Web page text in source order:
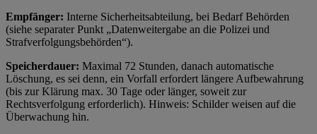
Empfänger: Interne Sicherheitsabteilung, bei Bedarf Behörden
(siehe separater Punkt „Datenweitergabe an die Polizei und
Strafverfolgungsbehörden“).
Speicherdauer: Maximal 72 Stunden, danach automatische
Löschung, es sei denn, ein Vorfall erfordert längere Aufbewahrung
(bis zur Klärung max. 30 Tage oder länger, soweit zur
Rechtsverfolgung erforderlich). Hinweis: Schilder weisen auf die
Überwachung hin.